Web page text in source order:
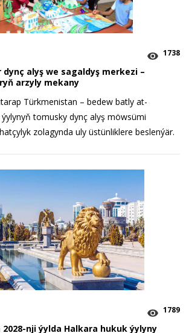
1738
alyş we sagaldyş merkezi –
arzyly mekany
Türkmenistan – bedew batly at-
tomusky dynç alyş möwsümi
zolagynda uly üstünliklere beslenýär.
1789
nji ýylda Halkara hukuk ýylyny